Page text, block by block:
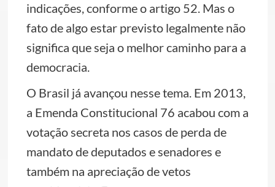
indicações, conforme o artigo 52. Mas o
fato de algo estar previsto legalmente não
significa que seja o melhor caminho para a
democracia.
O Brasil já avançou nesse tema. Em 2013,
a Emenda Constitucional 76 acabou com a
votação secreta nos casos de perda de
mandato de deputados e senadores e
também na apreciação de vetos